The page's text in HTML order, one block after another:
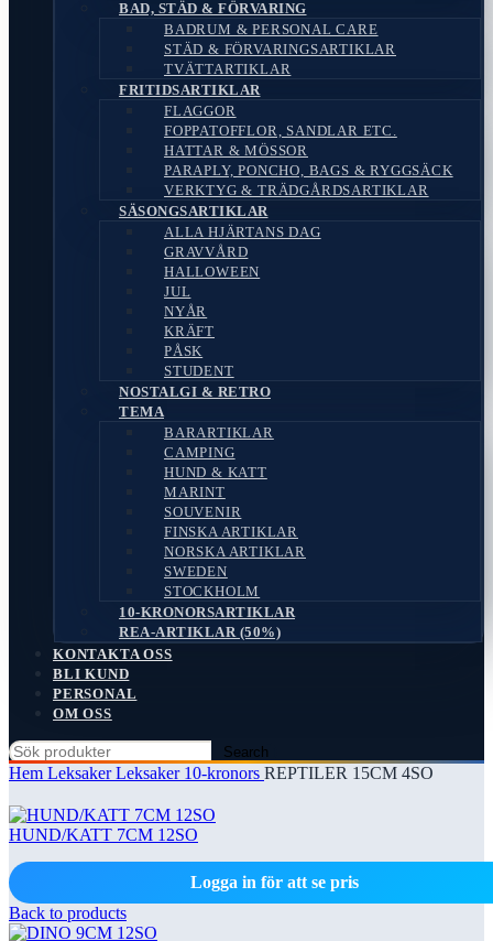
BAD, STÄD & FÖRVARING
BADRUM & PERSONAL CARE
STÄD & FÖRVARINGSARTIKLAR
TVÄTTARTIKLAR
FRITIDSARTIKLAR
FLAGGOR
FOPPATOFFLOR, SANDLAR ETC.
HATTAR & MÖSSOR
PARAPLY, PONCHO, BAGS & RYGGSÄCK
VERKTYG & TRÄDGÅRDSARTIKLAR
SÄSONGSARTIKLAR
ALLA HJÄRTANS DAG
GRAVVÅRD
HALLOWEEN
JUL
NYÅR
KRÄFT
PÅSK
STUDENT
NOSTALGI & RETRO
TEMA
BARARTIKLAR
CAMPING
HUND & KATT
MARINT
SOUVENIR
FINSKA ARTIKLAR
NORSKA ARTIKLAR
SWEDEN
STOCKHOLM
10-KRONORSARTIKLAR
REA-ARTIKLAR (50%)
KONTAKTA OSS
BLI KUND
PERSONAL
OM OSS
Search
Hem LeksakerLeksaker 10-kronors REPTILER 15CM 4SO
HUND/KATT 7CM 12SO
Logga in för att se pris
Back to products